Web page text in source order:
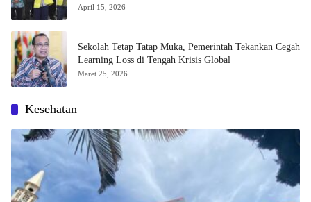
April 15, 2026
Sekolah Tetap Tatap Muka, Pemerintah Tekankan Cegah
Learning Loss di Tengah Krisis Global
Maret 25, 2026
Kesehatan